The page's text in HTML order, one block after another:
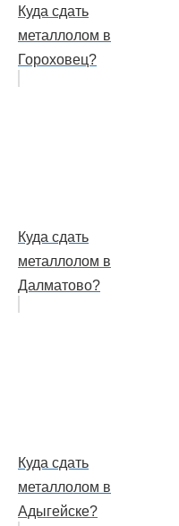
Куда сдать
металлолом в
Гороховец?
Куда сдать
металлолом в
Далматово?
Куда сдать
металлолом в
Адыгейске?